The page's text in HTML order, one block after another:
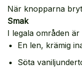
När knopparna
Smak
I legala områden
En len, krämig
Söta